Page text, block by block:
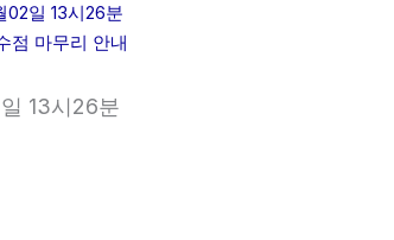
일 13시26분
점 마무리 안내
13시26분